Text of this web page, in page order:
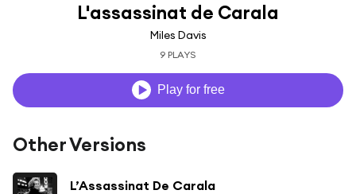
L'assassinat de Carala
Miles Davis
9 PLAYS
Play for free
Other Versions
L’Assassinat De Carala